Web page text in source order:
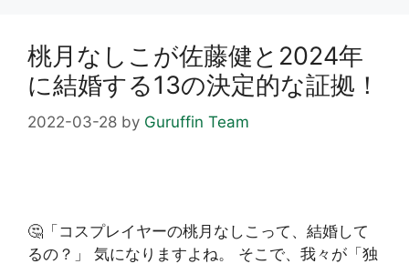
桃月なしこが佐藤健と2024年
に結婚する13の決定的な証拠！
2022-03-28 by Guruffin Team
🤔「コスプレイヤーの桃月なしこって、結婚して
るの？」 気になりますよね。 そこで、我々が「独